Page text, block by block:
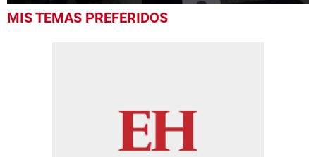
seconds
MIS TEMAS PREFERIDOS